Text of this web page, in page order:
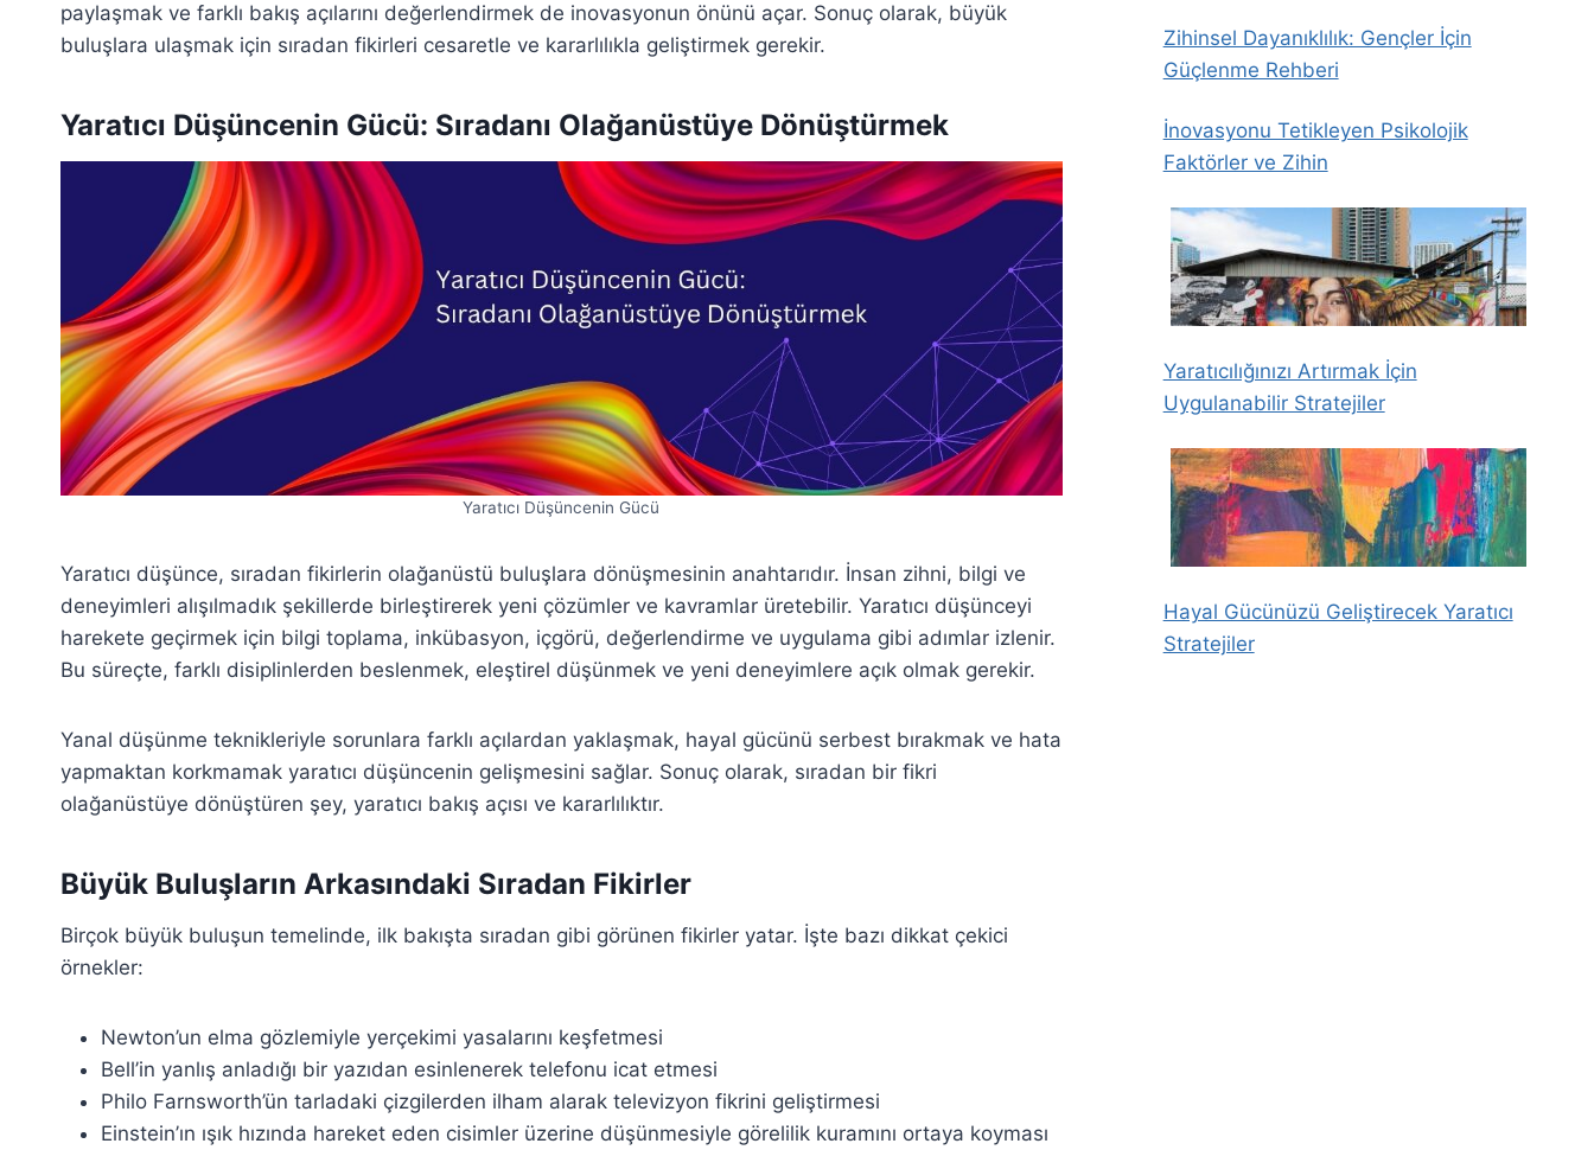
paylaşmak ve farklı bakış açılarını değerlendirmek de inovasyonun önünü açar. Sonuç olarak, büyük
buluşlara ulaşmak için sıradan fikirleri cesaretle ve kararlılıkla geliştirmek gerekir.
Yaratıcı Düşüncenin Gücü: Sıradanı Olağanüstüye Dönüştürmek
Yaratıcı Düşüncenin Gücü
Yaratıcı düşünce, sıradan fikirlerin olağanüstü buluşlara dönüşmesinin anahtarıdır. İnsan zihni, bilgi ve
deneyimleri alışılmadık şekillerde birleştirerek yeni çözümler ve kavramlar üretebilir. Yaratıcı düşünceyi
harekete geçirmek için bilgi toplama, inkübasyon, içgörü, değerlendirme ve uygulama gibi adımlar izlenir.
Bu süreçte, farklı disiplinlerden beslenmek, eleştirel düşünmek ve yeni deneyimlere açık olmak gerekir.
Yanal düşünme teknikleriyle sorunlara farklı açılardan yaklaşmak, hayal gücünü serbest bırakmak ve hata
yapmaktan korkmamak yaratıcı düşüncenin gelişmesini sağlar. Sonuç olarak, sıradan bir fikri
olağanüstüye dönüştüren şey, yaratıcı bakış açısı ve kararlılıktır.
Büyük Buluşların Arkasındaki Sıradan Fikirler
Birçok büyük buluşun temelinde, ilk bakışta sıradan gibi görünen fikirler yatar. İşte bazı dikkat çekici
örnekler:
Newton’un elma gözlemiyle yerçekimi yasalarını keşfetmesi
Bell’in yanlış anladığı bir yazıdan esinlenerek telefonu icat etmesi
Philo Farnsworth’ün tarladaki çizgilerden ilham alarak televizyon fikrini geliştirmesi
Einstein’ın ışık hızında hareket eden cisimler üzerine düşünmesiyle görelilik kuramını ortaya koyması
Zihinsel Dayanıklılık: Gençler İçin
Güçlenme Rehberi
İnovasyonu Tetikleyen Psikolojik
Faktörler ve Zihin
Yaratıcılığınızı Artırmak İçin
Uygulanabilir Stratejiler
Hayal Gücünüzü Geliştirecek Yaratıcı
Stratejiler